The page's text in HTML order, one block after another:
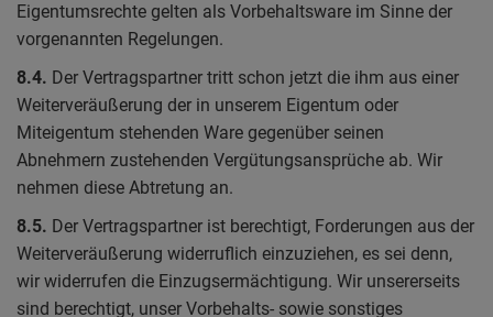
Eigentumsrechte gelten als Vorbehaltsware im Sinne der
vorgenannten Regelungen.
8.4. Der Vertragspartner tritt schon jetzt die ihm aus einer
Weiterveräußerung der in unserem Eigentum oder
Miteigentum stehenden Ware gegenüber seinen
Abnehmern zustehenden Vergütungsansprüche ab. Wir
nehmen diese Abtretung an.
8.5. Der Vertragspartner ist berechtigt, Forderungen aus der
Weiterveräußerung widerruflich einzuziehen, es sei denn,
wir widerrufen die Einzugsermächtigung. Wir unsererseits
sind berechtigt, unser Vorbehalts- sowie sonstiges